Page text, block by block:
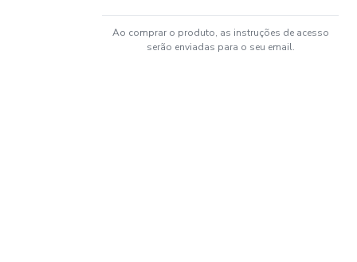
Ao comprar o produto, as instruções de acesso
serão enviadas para o seu email.